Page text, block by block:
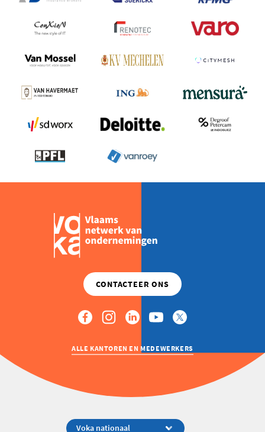
ALLE KANTOREN EN MEDEWERKERS